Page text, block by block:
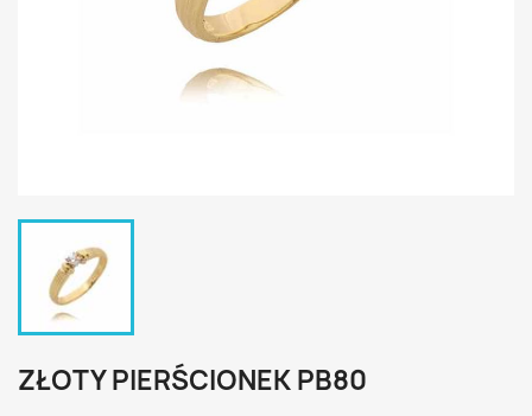
ZŁOTY PIERŚCIONEK PB80